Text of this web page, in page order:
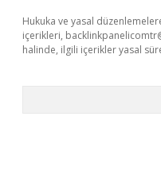
Hukuka ve yasal
içerikleri,
halinde, ilgili içerikler yasal